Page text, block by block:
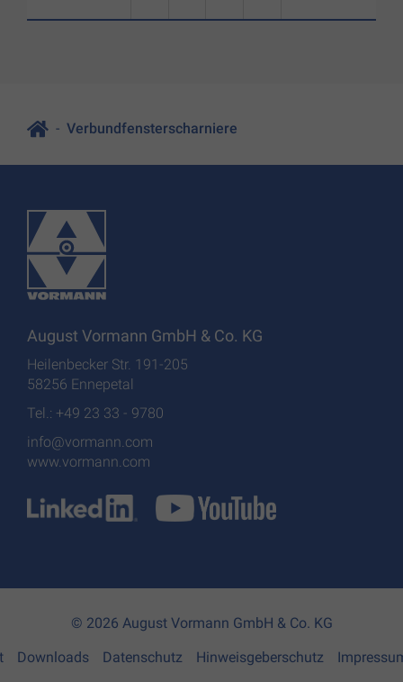
Verbundfensterscharniere
August Vormann GmbH & Co. KG
Heilenbecker Str. 191-205
58256 Ennepetal
Tel.: +49 23 33 - 9780
info@vormann.com
www.vormann.com
© 2026 August Vormann GmbH & Co. KG
Downloads Datenschutz Hinweisgeberschutz